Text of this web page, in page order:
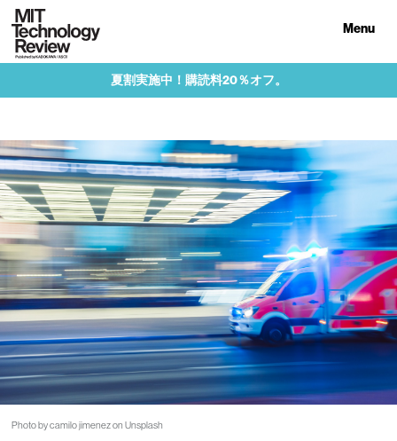
Menu
夏割実施中！購読料20％オフ。
Photo by camilo jimenez on Unsplash